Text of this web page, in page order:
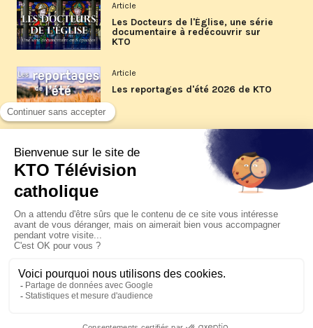
Article
Les Docteurs de l'Église, une série
documentaire à redécouvrir sur
KTO
Article
Les reportages d'été 2026 de KTO
La visite pastorale du pape Léon
XIV à Assise à suivre sur KTO le
jeudi 6 août
Le pape en Uruguay, Argentine et
Pérou du 6 au 17 novembre 2026
© KTO 2026 —Contact